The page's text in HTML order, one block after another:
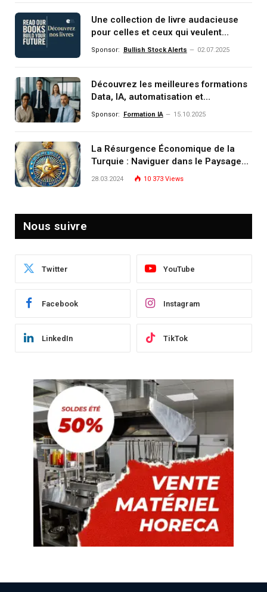
Une collection de livre audacieuse
pour celles et ceux qui veulent
comprendre, investir et dominer le
Sponsor: Bullish Stock Alerts 02.07.2025
Découvrez les meilleures formations
Data, IA, automatisation et
investissement (gestion de
Sponsor: Formation IA 15.10.2025
La Résurgence Économique de la
Turquie : Naviguer dans le Paysage
Post-Crise
28.03.2024 10 373 Views
Nous suivre
Twitter YouTube
Facebook Instagram
LinkedIn TikTok